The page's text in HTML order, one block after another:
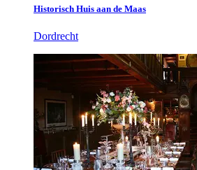
Historisch Huis aan de Maas
Dordrecht